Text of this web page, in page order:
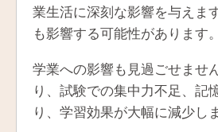
業生活に深刻な影響を与えま
も影響する可能性があります。
学業への影響も見過ごせませ
り、試験での集中力不足、記
り、学習効果が大幅に減少し